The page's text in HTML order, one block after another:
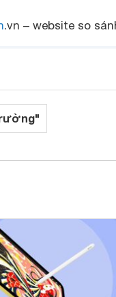
.vn – website so